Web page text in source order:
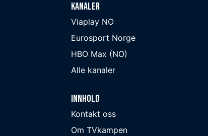
Kanaler
Viaplay NO
Eurosport Norge
HBO Max (NO)
Alle kanaler
Innhold
Kontakt oss
Om TVkampen